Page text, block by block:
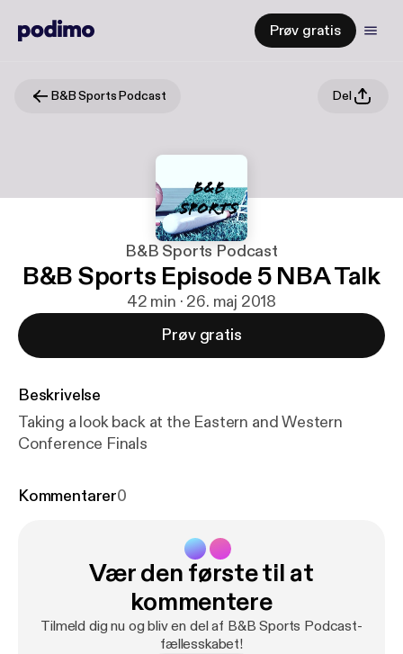
Prøv gratis
B&B Sports Podcast Del
B&B Sports Podcast
B&B Sports Episode 5 NBA Talk
42 min · 26. maj 2018
Prøv gratis
Beskrivelse
Taking a look back at the Eastern and Western
Conference Finals
Kommentarer0
Vær den første til at
kommentere
Tilmeld dig nu og bliv en del af B&B Sports Podcast-
fællesskabet!